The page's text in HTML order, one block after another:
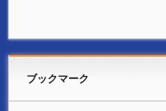
ブックマーク